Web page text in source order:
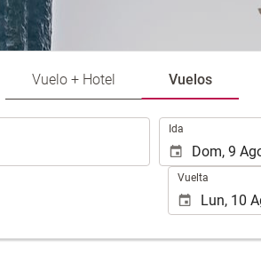
Vuelo + Hotel Vuelos
Introduzca
las
fechas
inicio
fin
Ida
Vuelta